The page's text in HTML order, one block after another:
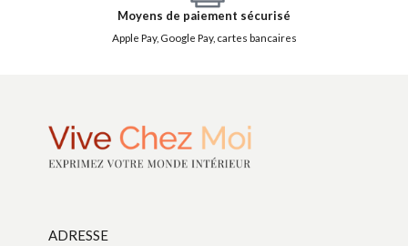
Moyens de paiement sécurisé
Apple Pay, Google Pay, cartes bancaires
ADRESSE